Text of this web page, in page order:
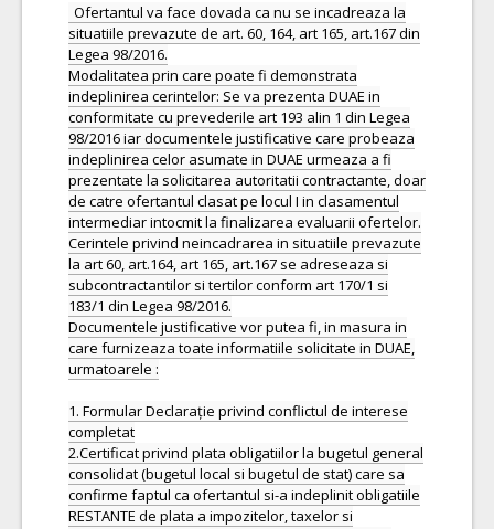
Ofertantul va face dovada ca nu se incadreaza la
situatiile prevazute de art. 60, 164, art 165, art.167 din
Legea 98/2016.
Modalitatea prin care poate fi demonstrata
indeplinirea cerintelor: Se va prezenta DUAE in
conformitate cu prevederile art 193 alin 1 din Legea
98/2016 iar documentele justificative care probeaza
indeplinirea celor asumate in DUAE urmeaza a fi
prezentate la solicitarea autoritatii contractante, doar
de catre ofertantul clasat pe locul I in clasamentul
intermediar intocmit la finalizarea evaluarii ofertelor.
Cerintele privind neincadrarea in situatiile prevazute
la art 60, art.164, art 165, art.167 se adreseaza si
subcontractantilor si tertilor conform art 170/1 si
183/1 din Legea 98/2016.
Documentele justificative vor putea fi, in masura in
care furnizeaza toate informatiile solicitate in DUAE,
urmatoarele :
1. Formular Declarație privind conflictul de interese
completat
2.Certificat privind plata obligatiilor la bugetul general
consolidat (bugetul local si bugetul de stat) care sa
confirme faptul ca ofertantul si-a indeplinit obligatiile
RESTANTE de plata a impozitelor, taxelor si